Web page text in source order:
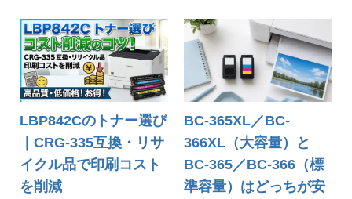
LBP842Cのトナー選び
｜CRG-335互換・リサ
イクル品で印刷コスト
を削減
BC-365XL／BC-
366XL（大容量）と
BC-365／BC-366（標
準容量）はどっちが安